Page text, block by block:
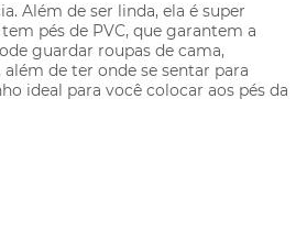
Além de ser linda, ela é super
pés de PVC, que garantem a
guardar roupas de cama,
de ter onde se sentar para
ideal para você colocar aos pés da